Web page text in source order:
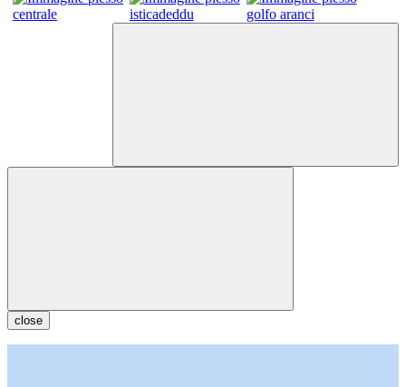
close